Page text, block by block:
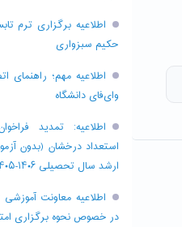
حکیم سبزواری
اطلاعیه مهم؛ راهنمای
وای‌فای دانشگاه
اطلاعیه: تمدید
استعداد درخشان (بدون
ارشد سال تحصیلی ۱۴۰۶-۱۴۰۵
اطلاعیه معاونت
در خصوص نحوه برگزاری